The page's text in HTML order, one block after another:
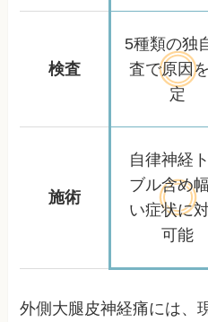
検査
5種類の独
査で原因
定
施術
自律神経
ブル含め
い症状に
可能
外側大腿皮神経痛には、